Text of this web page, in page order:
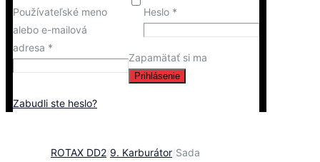
Používateľské meno
alebo e-mailová
adresa *
Heslo *
Zapamätať si ma
Prihlásenie
Zabudli ste heslo?
ROTAX DD2/9. Karburátor/Sada